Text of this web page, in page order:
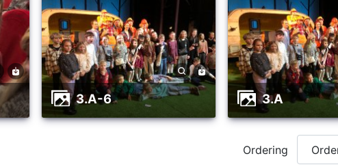
3.A-6 3.A
Ordering